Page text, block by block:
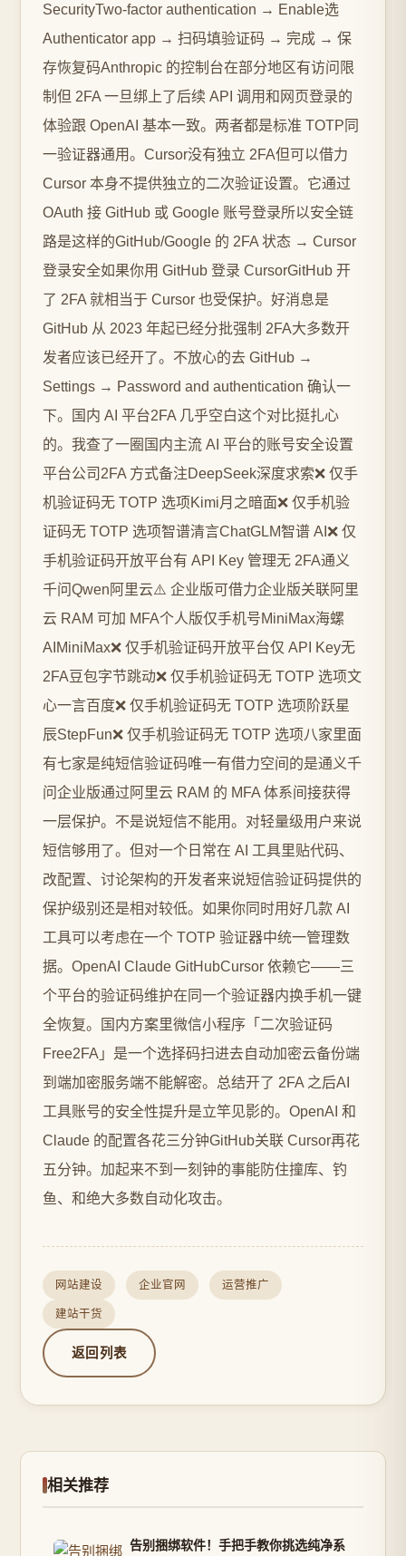
SecurityTwo-factor authentication → Enable选
Authenticator app → 扫码填验证码 → 完成 → 保
存恢复码Anthropic 的控制台在部分地区有访问限
制但 2FA 一旦绑上了后续 API 调用和网页登录的
体验跟 OpenAI 基本一致。两者都是标准 TOTP同
一验证器通用。Cursor没有独立 2FA但可以借力
Cursor 本身不提供独立的二次验证设置。它通过
OAuth 接 GitHub 或 Google 账号登录所以安全链
路是这样的GitHub/Google 的 2FA 状态 → Cursor
登录安全如果你用 GitHub 登录 CursorGitHub 开
了 2FA 就相当于 Cursor 也受保护。好消息是
GitHub 从 2023 年起已经分批强制 2FA大多数开
发者应该已经开了。不放心的去 GitHub →
Settings → Password and authentication 确认一
下。国内 AI 平台2FA 几乎空白这个对比挺扎心
的。我查了一圈国内主流 AI 平台的账号安全设置
平台公司2FA 方式备注DeepSeek深度求索❌ 仅手
机验证码无 TOTP 选项Kimi月之暗面❌ 仅手机验
证码无 TOTP 选项智谱清言ChatGLM智谱 AI❌ 仅
手机验证码开放平台有 API Key 管理无 2FA通义
千问Qwen阿里云⚠️ 企业版可借力企业版关联阿里
云 RAM 可加 MFA个人版仅手机号MiniMax海螺
AIMiniMax❌ 仅手机验证码开放平台仅 API Key无
2FA豆包字节跳动❌ 仅手机验证码无 TOTP 选项文
心一言百度❌ 仅手机验证码无 TOTP 选项阶跃星
辰StepFun❌ 仅手机验证码无 TOTP 选项八家里面
有七家是纯短信验证码唯一有借力空间的是通义千
问企业版通过阿里云 RAM 的 MFA 体系间接获得
一层保护。不是说短信不能用。对轻量级用户来说
短信够用了。但对一个日常在 AI 工具里贴代码、
改配置、讨论架构的开发者来说短信验证码提供的
保护级别还是相对较低。如果你同时用好几款 AI
工具可以考虑在一个 TOTP 验证器中统一管理数
据。OpenAI Claude GitHubCursor 依赖它——三
个平台的验证码维护在同一个验证器内换手机一键
全恢复。国内方案里微信小程序「二次验证码
Free2FA」是一个选择码扫进去自动加密云备份端
到端加密服务端不能解密。总结开了 2FA 之后AI
工具账号的安全性提升是立竿见影的。OpenAI 和
Claude 的配置各花三分钟GitHub关联 Cursor再花
五分钟。加起来不到一刻钟的事能防住撞库、钓
鱼、和绝大多数自动化攻击。
网站建设 企业官网 运营推广
建站干货
返回列表
相关推荐
告别捆绑软件！手把手教你挑选纯净系